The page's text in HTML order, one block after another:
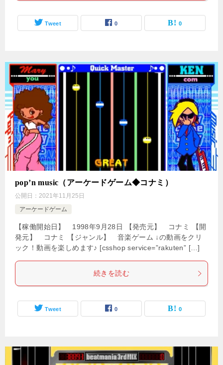
Tweet 0 0
pop’n music（アーケードゲーム◆コナミ）
公開日： 2021年11月25日
アーケードゲーム
【稼働開始日】 1998年9月28日 【発売元】 コナミ 【開
発元】 コナミ 【ジャンル】 音楽ゲーム ↓の動画をクリ
ック！動画を楽しめます♪ [csshop service=”rakuten” […]
続きを読む
Tweet 0 0